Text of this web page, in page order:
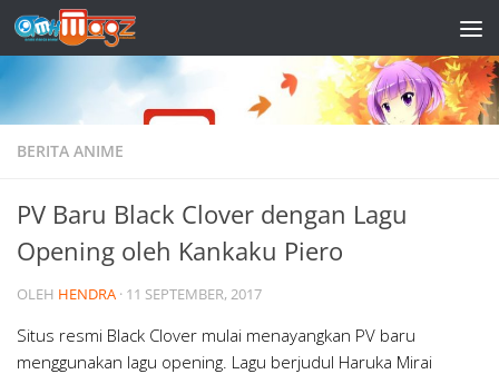
Skip to content
BERITA ANIME
PV Baru Black Clover dengan Lagu
Opening oleh Kankaku Piero
OLEH HENDRA · 11 SEPTEMBER, 2017
Situs resmi Black Clover mulai menayangkan PV baru
menggunakan lagu opening. Lagu berjudul Haruka Mirai